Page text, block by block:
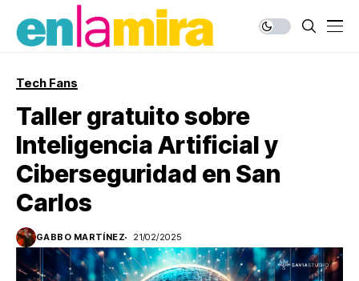
Tech Fans
Taller gratuito sobre
Inteligencia Artificial y
Ciberseguridad en San
Carlos
GABBO MARTÍNEZ 21/02/2025